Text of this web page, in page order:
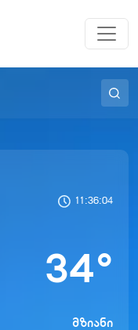
11:36:04
34°
მზიანი